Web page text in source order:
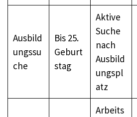
Ausbild
ungssu
che
Bis 25.
Geburt
stag
Aktive
Suche
nach
Ausbild
ungspl
atz
Arbeits